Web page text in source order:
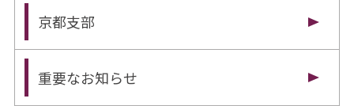
京都支部
重要なお知らせ